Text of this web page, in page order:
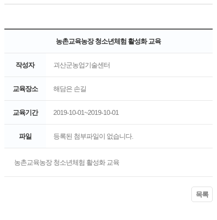
농촌교육농장 청소년체험 활성화 교육
작성자 괴산군농업기술센터
교육장소 해담은 손길
교육기간 2019-10-01~2019-10-01
파일 등록된 첨부파일이 없습니다.
농촌교육농장 청소년체험 활성화 교육
목록